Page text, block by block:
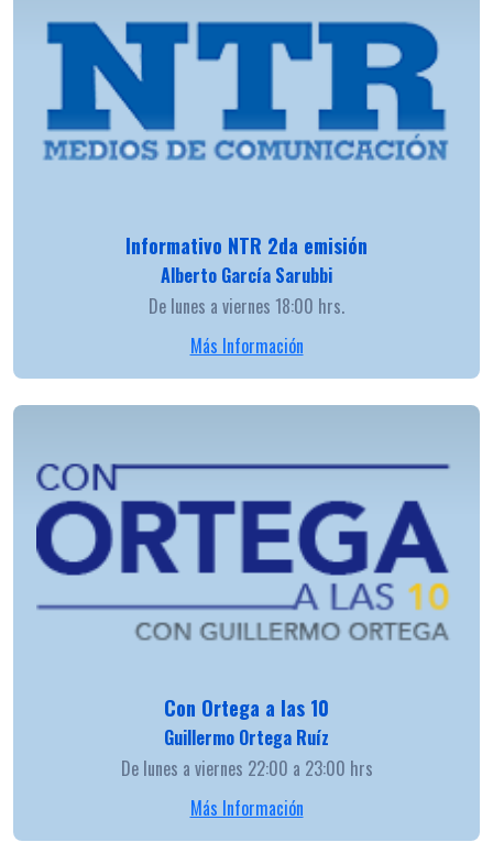
Informativo NTR 2da emisión
Alberto García Sarubbi
De lunes a viernes 18:00 hrs.
Más Información
Con Ortega a las 10
Guillermo Ortega Ruíz
De lunes a viernes 22:00 a 23:00 hrs
Más Información